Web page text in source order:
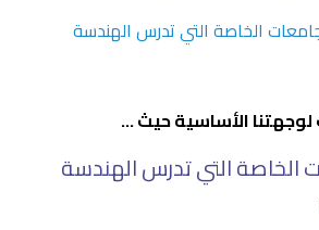
الخاصة التي تدرس الهندسة
الأساسية حيث ...
الخاصة التي تدرس الهندسة